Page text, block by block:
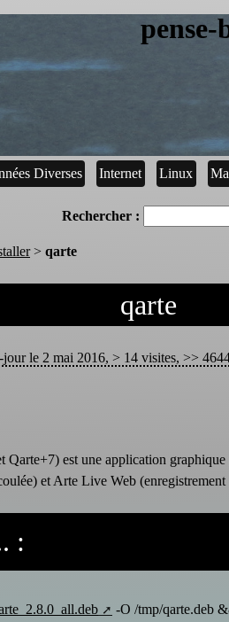
pense-
Diverses Internet Linux
Rechercher :
> qarte
qarte
le 2 mai 2016, > 14 visites, >>
est une application
et Arte Live Web
:
-O /tmp/qarte.deb